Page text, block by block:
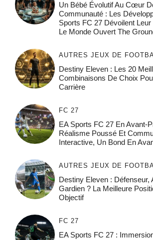
Un Bébé Évolutif Au Cœur
Communauté : Les
Sports FC 27 Dévoilent
Le Monde Ouvert The
AUTRES JEUX DE
Destiny Eleven : Les 20
Combinaisons De Choix
Carrière
FC 27
EA Sports FC 27 En Avant-
Réalisme Poussé Et
Interactive, Un Bond En
AUTRES JEUX DE
Destiny Eleven : Défenseur,
Gardien ? La Meilleure
Objectif
FC 27
EA Sports FC 27 :